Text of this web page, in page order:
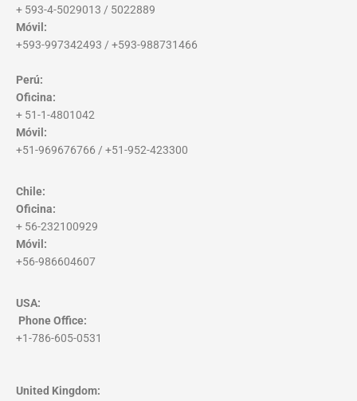
+ 593-4-5029013 / 5022889
Móvil:
+593-997342493 / +593-988731466
Perú:
Oficina:
+ 51-1-4801042
Móvil:
+51-969676766 / +51-952-423300
Chile:
Oficina:
+ 56-232100929
Móvil:
+56-986604607
USA:
Phone Office:
+1-786-605-0531
United Kingdom: